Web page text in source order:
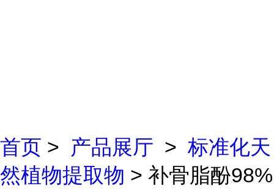
首页 > 产品展厅 > 标准化天
然植物提取物 > 补骨脂酚98%